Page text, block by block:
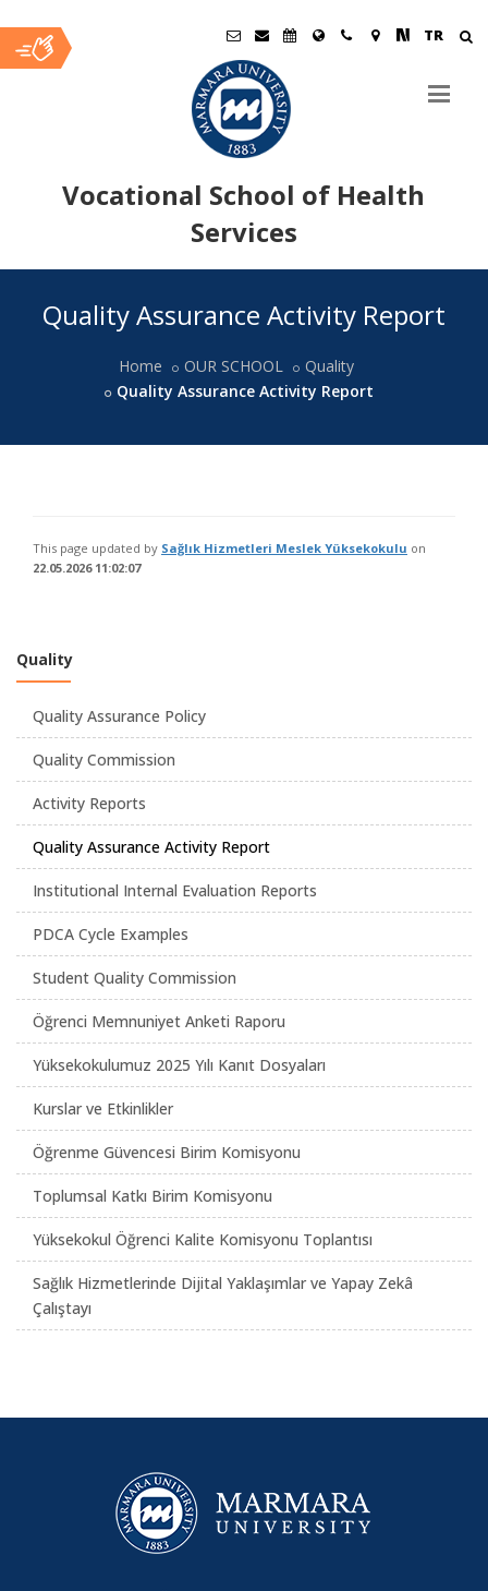
TR
Vocational School of Health
Services
İçerikQuality Assurance Activity Report
Home OUR SCHOOL
Quality
Quality Assurance Activity Report
This page updated by Sağlık Hizmetleri Meslek Yüksekokulu on
22.05.2026 11:02:07
Quality
Quality Assurance Policy
Quality Commission
Activity Reports
Quality Assurance Activity Report
Institutional Internal Evaluation Reports
PDCA Cycle Examples
Student Quality Commission
Öğrenci Memnuniyet Anketi Raporu
Yüksekokulumuz 2025 Yılı Kanıt Dosyaları
Kurslar ve Etkinlikler
Öğrenme Güvencesi Birim Komisyonu
Toplumsal Katkı Birim Komisyonu
Yüksekokul Öğrenci Kalite Komisyonu Toplantısı
Sağlık Hizmetlerinde Dijital Yaklaşımlar ve Yapay Zekâ
Çalıştayı